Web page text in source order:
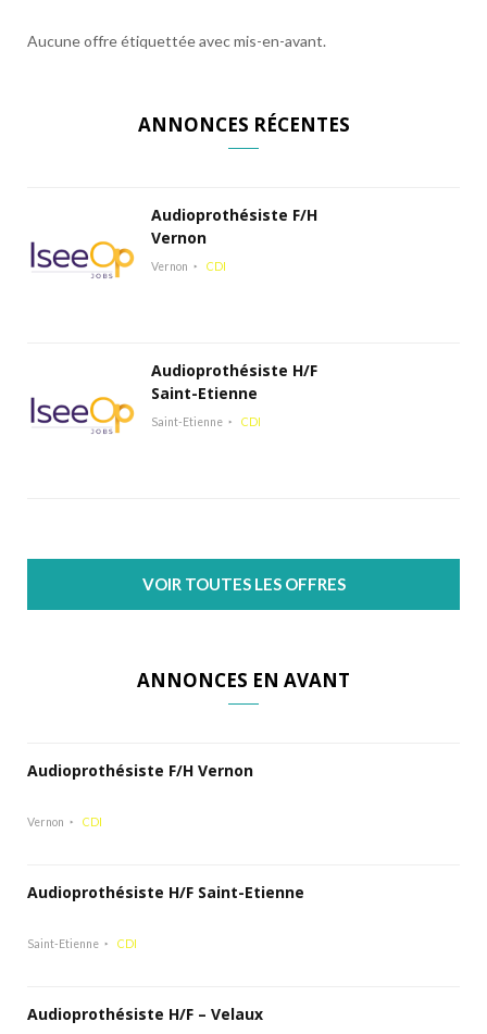
Aucune offre étiquettée avec mis-en-avant.
ANNONCES RÉCENTES
Audioprothésiste F/H
Vernon
Vernon CDI
Audioprothésiste H/F
Saint-Etienne
Saint-Etienne CDI
VOIR TOUTES LES OFFRES
ANNONCES EN AVANT
Audioprothésiste F/H Vernon
Vernon CDI
Audioprothésiste H/F Saint-Etienne
Saint-Etienne CDI
Audioprothésiste H/F – Velaux